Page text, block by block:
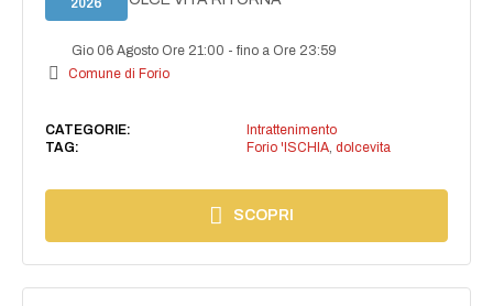
2026
Gio 06 Agosto Ore 21:00 -fino a Ore 23:59
Comune di Forio
CATEGORIE:
Intrattenimento
TAG:
Forio 'ISCHIA, dolcevita
SCOPRI